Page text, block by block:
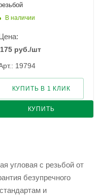
В наличии
175 руб./шт
19794
КУПИТЬ
КУПИТЬ В 1 КЛИК
угловая с резьбой от
безупречного
и